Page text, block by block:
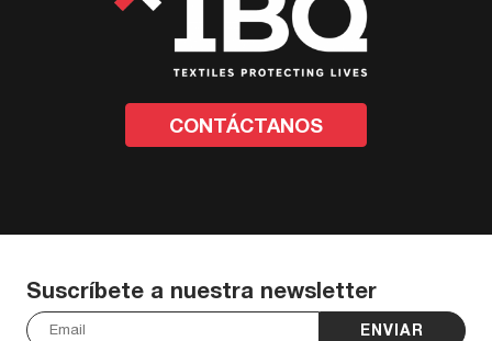
CONTÁCTANOS
Suscríbete a nuestra newsletter
ENVIAR